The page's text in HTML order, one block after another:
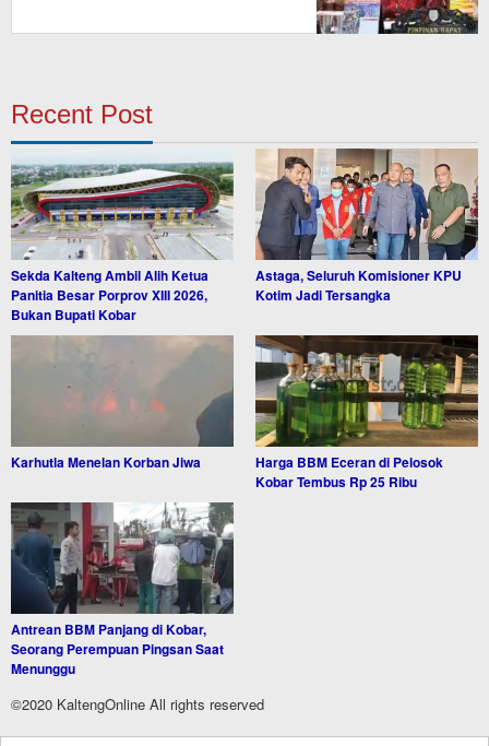
Recent Post
Sekda Kalteng Ambil Alih Ketua
Panitia Besar Porprov XIII 2026,
Bukan Bupati Kobar
Astaga, Seluruh Komisioner KPU
Kotim Jadi Tersangka
Karhutla Menelan Korban Jiwa
Harga BBM Eceran di Pelosok
Kobar Tembus Rp 25 Ribu
Antrean BBM Panjang di Kobar,
Seorang Perempuan Pingsan Saat
Menunggu
©2020 KaltengOnline All rights reserved